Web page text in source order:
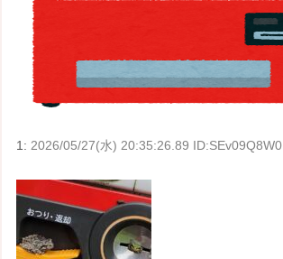
1: 2026/05/27(水) 20:35:26.89 ID:SEv09Q8W0